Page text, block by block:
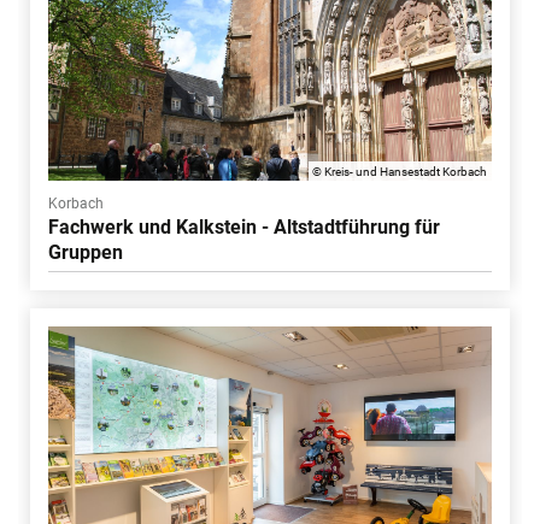
© Kreis- und Hansestadt Korbach
Korbach
Fachwerk und Kalkstein - Altstadtführung für
Gruppen